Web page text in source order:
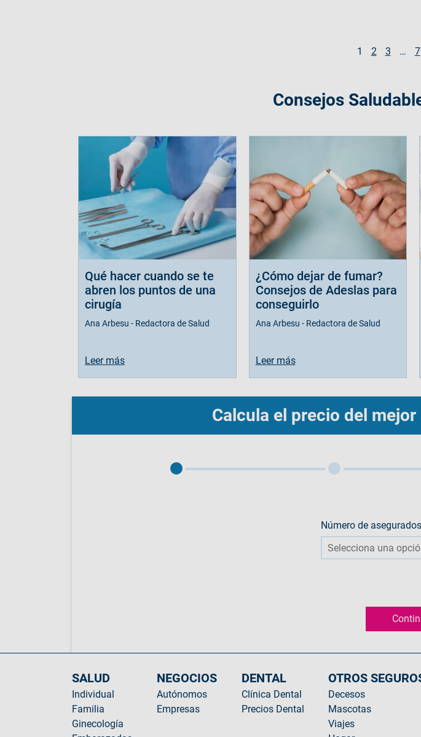
1 2 3 … 7
Consejos
Qué hacer cuando se te
abren los puntos de una
cirugía
Ana Arbesu - Redactora de Salud
Leer más
¿Cómo dejar de fumar?
Consejos de Adeslas para
conseguirlo
Ana Arbesu - Redactora de Salud
Leer más
Calcula el precio del
Número de asegurados
SALUD
Individual
Familia
Ginecología
NEGOCIOS
Autónomos
Empresas
DENTAL
Clínica Dental
Precios Dental
OTROS
Decesos
Mascotas
Viajes